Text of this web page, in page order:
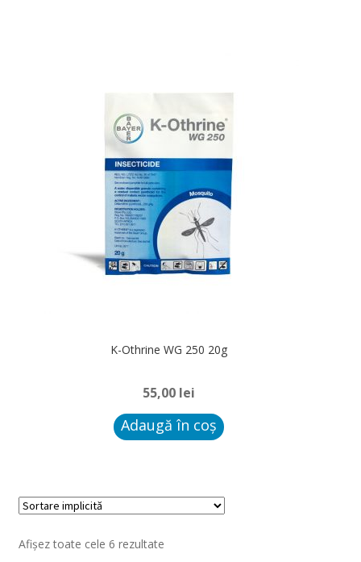
K-Othrine WG 250 20g
55,00 lei
Adaugă în coș
Afișez toate cele 6 rezultate